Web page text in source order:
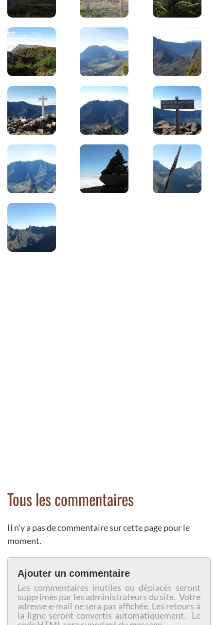
Tous les commentaires
Il n'y a pas de commentaire sur cette page pour le
moment.
Ajouter un commentaire
Les commentaires inutiles ou déplacés seront
supprimés par les administrateurs du site. Votre
adresse e-mail ne sera pas affichée. Les retours à
la ligne seront convertis automatiquement. Le